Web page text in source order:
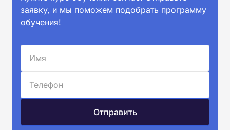
заявку, и мы поможем подобрать программу
обучения!